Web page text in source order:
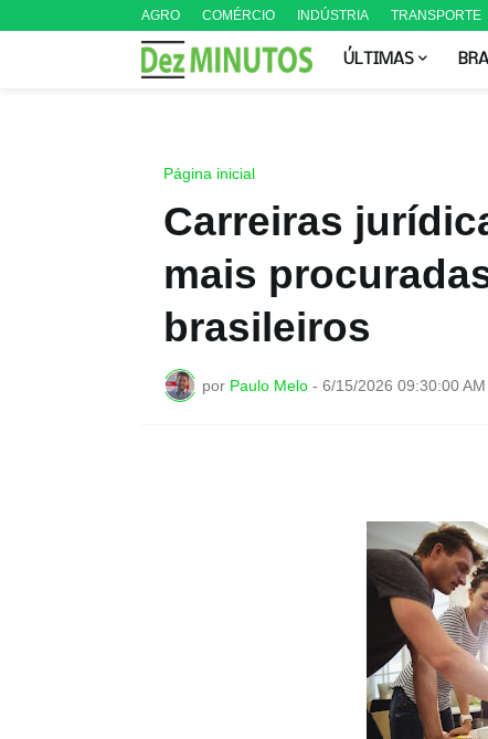
AGRO COMÉRCIO INDÚSTRIA TRANSPORTE
ÚLTIMAS
Página inicial
Carreiras
mais
brasileiros
por Paulo Melo - 6/15/2026 09:30:00 AM